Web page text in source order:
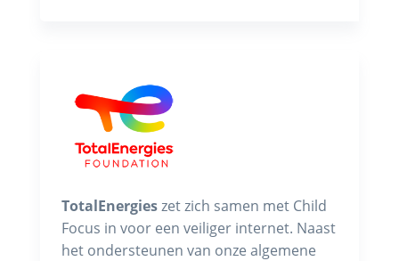
TotalEnergieszet zich samen met Child
Focus in voor een veiliger internet. Naast
het ondersteunen van onze algemene